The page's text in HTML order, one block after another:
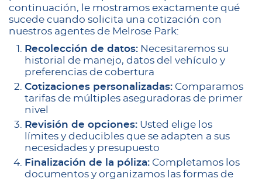
continuación, le mostramos exactamente qué
sucede cuando solicita una cotización con
nuestros agentes de Melrose Park:
Recolección de datos: Necesitaremos su
historial de manejo, datos del vehículo y
preferencias de cobertura
Cotizaciones personalizadas: Comparamos
tarifas de múltiples aseguradoras de primer
nivel
Revisión de opciones: Usted elige los
límites y deducibles que se adapten a sus
necesidades y presupuesto
Finalización de la póliza: Completamos los
documentos y organizamos las formas de